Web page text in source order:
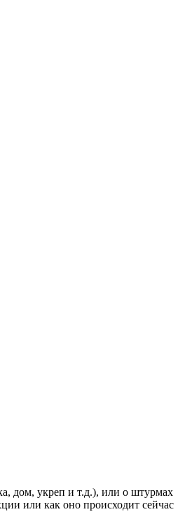
дом, укреп и т.д.), или о штурмах
или как оно происходит сейчас